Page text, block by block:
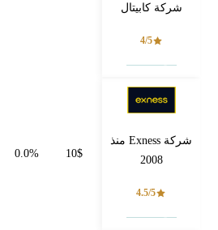
شركة كابيتال
4/5
شركة Exness منذ
2008
4.5/5
10$
0.0%